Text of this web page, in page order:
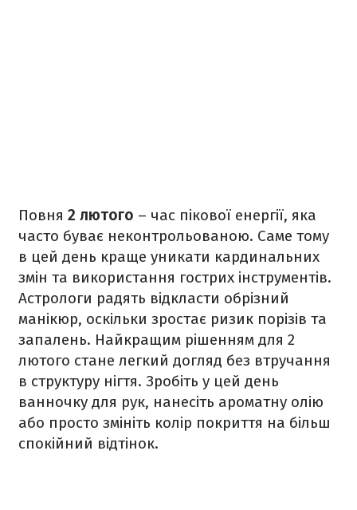
Повня 2 лютого – час пікової енергії, яка
часто буває неконтрольованою. Саме тому
в цей день краще уникати кардинальних
змін та використання гострих інструментів.
Астрологи радять відкласти обрізний
манікюр, оскільки зростає ризик порізів та
запалень. Найкращим рішенням для 2
лютого стане легкий догляд без втручання
в структуру нігтя. Зробіть у цей день
ванночку для рук, нанесіть ароматну олію
або просто змініть колір покриття на більш
спокійний відтінок.